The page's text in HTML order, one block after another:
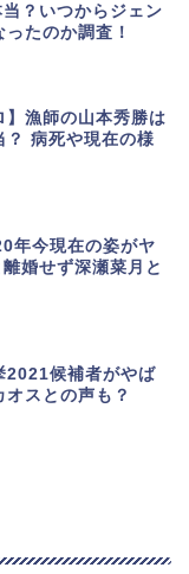
？いつからジェン
たのか調査！
】漁師の山本秀勝は
？ 病死や現在の様
年今現在の姿がヤ
婚せず深瀬菜月と
2021候補者がやば
スとの声も？